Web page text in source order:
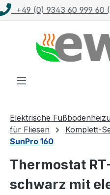
Zum Hauptinhalt springen
Uhr)
Elektrische
für Fliesen
Komplett-
SunPro 160
Thermostat
schwarz mit